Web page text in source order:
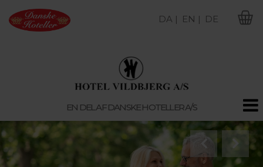
EN DEL AF DANSKE HOTELLER A/S
DA | EN | DE